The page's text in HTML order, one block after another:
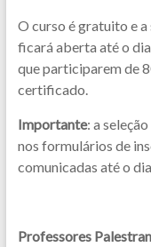
O curso é gratuito e a
ficará aberta até o
que participarem de
certificado.
Importante: a
nos formulários de
comunicadas até o
Professores